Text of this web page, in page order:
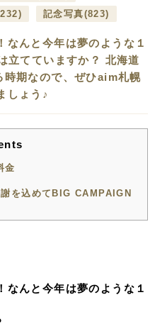
記念写真(823)
なんと今年は夢のような１
てていますか？ 北海道
時期なので、ぜひaim札幌
しょう♪
金
を込めてBIG CAMPAIGN
なんと今年は夢のような１